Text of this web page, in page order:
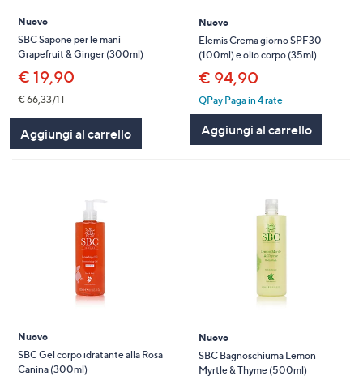
Nuovo
SBC Sapone per le mani
Grapefruit & Ginger (300ml)
€ 19,90
€ 66,33/1 l
Aggiungi al carrello
Nuovo
Elemis Crema giorno SPF30
(100ml) e olio corpo (35ml)
€ 94,90
QPay Paga in 4 rate
Aggiungi al carrello
Nuovo
SBC Gel corpo idratante alla Rosa
Canina (300ml)
Nuovo
SBC Bagnoschiuma Lemon
Myrtle & Thyme (500ml)